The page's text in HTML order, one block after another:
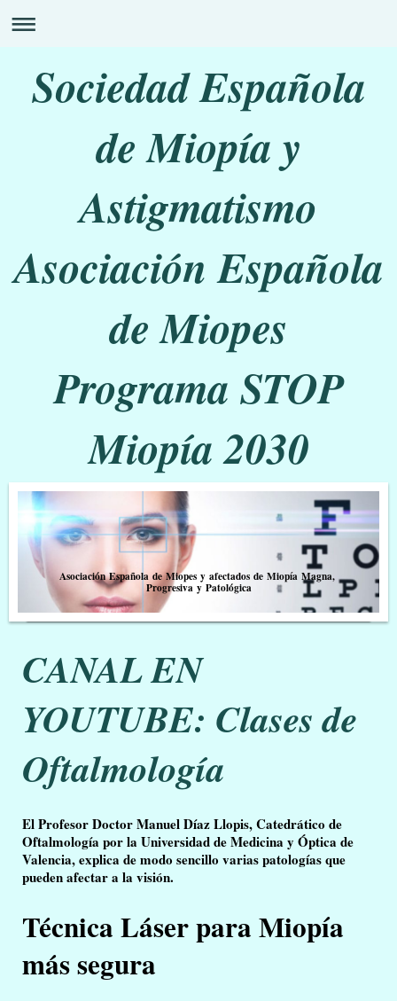
Sociedad Española
de Miopía y
Astigmatismo
Asociación Española
de Miopes
Programa STOP
Miopía 2030
Asociación Española de Miopes y afectados de Miopía Magna,
Progresiva y Patológica
CANAL EN
YOUTUBE: Clases de
Oftalmología
El Profesor Doctor Manuel Díaz Llopis, Catedrático de
Oftalmología por la Universidad de Medicina y Óptica de
Valencia, explica de modo sencillo varias patologías que
pueden afectar a la visión.
Técnica Láser para Miopía
más segura